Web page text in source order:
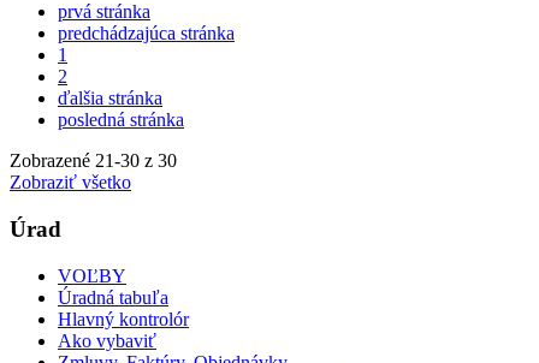
prvá stránka
predchádzajúca stránka
1
2
ďalšia stránka
posledná stránka
Zobrazené 21-30 z 30
Zobraziť všetko
Úrad
VOĽBY
Úradná tabuľa
Hlavný kontrolór
Ako vybaviť